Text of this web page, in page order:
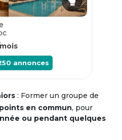
annonces
: Former un groupe de
en commun, pour
ou pendant quelques